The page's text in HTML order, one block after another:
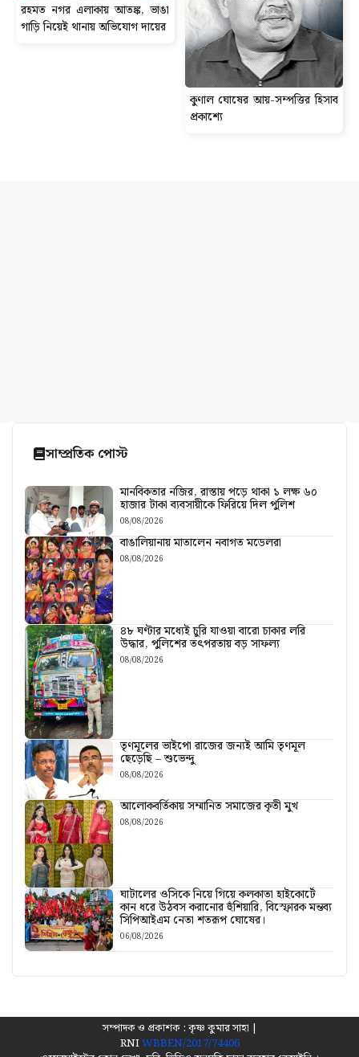
রহমত নগর এলাকায় আতঙ্ক, ভাঙা
গাড়ি নিয়েই থানায় অভিযোগ দায়ের
কুণাল ঘোষের আয়-সম্পত্তির হিসাব
প্রকাশ্যে
সাম্প্রতিক পোস্ট
মানবিকতার নজির, রাস্তায় পড়ে থাকা ১ লক্ষ ৬০
হাজার টাকা ব্যবসায়ীকে ফিরিয়ে দিল পুলিশ
08/08/2026
বাঙালিয়ানায় মাতালেন নবাগত মডেলরা
08/08/2026
৪৮ ঘণ্টার মধ্যেই চুরি যাওয়া বারো চাকার লরি
উদ্ধার, পুলিশের তৎপরতায় বড় সাফল্য
08/08/2026
তৃণমূলের ভাইপো রাজের জন্যই আমি তৃণমূল
ছেড়েছি – শুভেন্দু
08/08/2026
আলোকবর্তিকায় সম্মানিত সমাজের কৃতী মুখ
08/08/2026
ঘাটালের ওসিকে নিয়ে গিয়ে কলকাতা হাইকোর্টে
কান ধরে উঠবস করানোর হুঁশিয়ারি, বিস্ফোরক মন্তব্য
সিপিআইএম নেতা শতরূপ ঘোষের।
06/08/2026
সম্পাদক ও প্রকাশক : কৃষ্ণ কুমার সাহা |
RNIWBBEN/2017/74406